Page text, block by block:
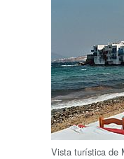
Vista turística de